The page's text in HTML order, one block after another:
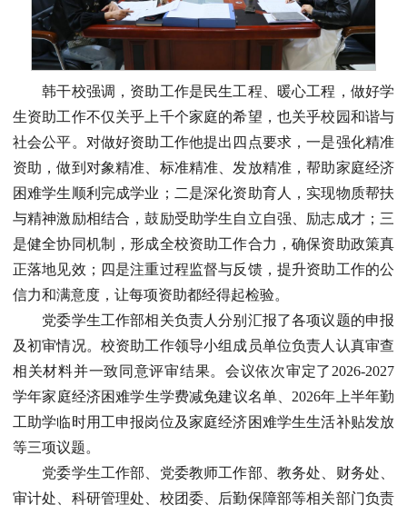
韩干校强调，资助工作是民生工程、暖心工程，做好学
生资助工作不仅关乎上千个家庭的希望，也关乎校园和谐与
社会公平。对做好资助工作他提出四点要求，一是强化精准
资助，做到对象精准、标准精准、发放精准，帮助家庭经济
困难学生顺利完成学业；二是深化资助育人，实现物质帮扶
与精神激励相结合，鼓励受助学生自立自强、励志成才；三
是健全协同机制，形成全校资助工作合力，确保资助政策真
正落地见效；四是注重过程监督与反馈，提升资助工作的公
信力和满意度，让每项资助都经得起检验。
党委学生工作部相关负责人分别汇报了各项议题的申报
及初审情况。校资助工作领导小组成员单位负责人认真审查
相关材料并一致同意评审结果。会议依次审定了2026-2027
学年家庭经济困难学生学费减免建议名单、2026年上半年勤
工助学临时用工申报岗位及家庭经济困难学生生活补贴发放
等三项议题。
党委学生工作部、党委教师工作部、教务处、财务处、
审计处、科研管理处、校团委、后勤保障部等相关部门负责